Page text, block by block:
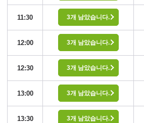
11:30 3개 남았습니다.
12:00 3개 남았습니다.
12:30 3개 남았습니다.
13:00 3개 남았습니다.
13:30 3개 남았습니다.